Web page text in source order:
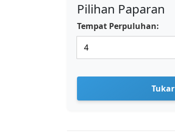
Pilihan Paparan
Tempat Perpuluhan:
Tukar